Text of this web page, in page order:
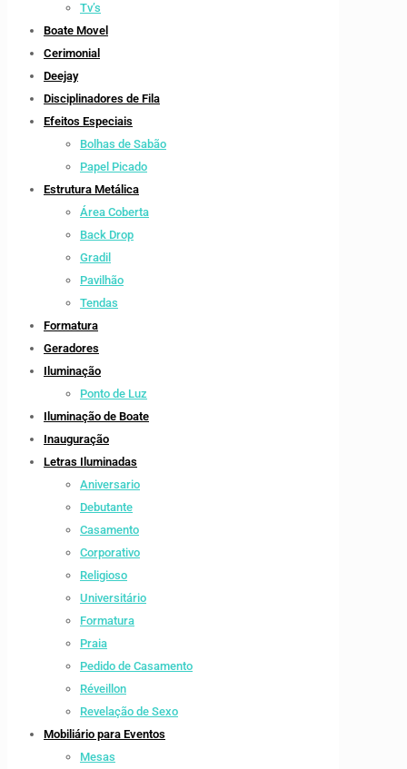
Tv’s
Boate Movel
Cerimonial
Deejay
Disciplinadores de Fila
Efeitos Especiais
Bolhas de Sabão
Papel Picado
Estrutura Metálica
Área Coberta
Back Drop
Gradil
Pavilhão
Tendas
Formatura
Geradores
Iluminação
Ponto de Luz
Iluminação de Boate
Inauguração
Letras Iluminadas
Aniversario
Debutante
Casamento
Corporativo
Religioso
Universitário
Formatura
Praia
Pedido de Casamento
Réveillon
Revelação de Sexo
Mobiliário para Eventos
Mesas